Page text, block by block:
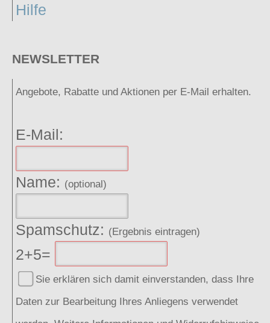
Hilfe
NEWSLETTER
Angebote, Rabatte und Aktionen per E-Mail erhalten.
E-Mail:
Name: (optional)
Spamschutz: (Ergebnis eintragen)
2+5=
Sie erklären sich damit einverstanden, dass Ihre
Daten zur Bearbeitung Ihres Anliegens verwendet